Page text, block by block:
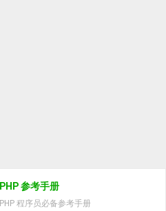
PHP 参考手册
PHP 程序员必备参考手册